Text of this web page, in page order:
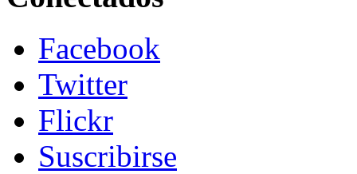
Facebook
Twitter
Flickr
Suscribirse